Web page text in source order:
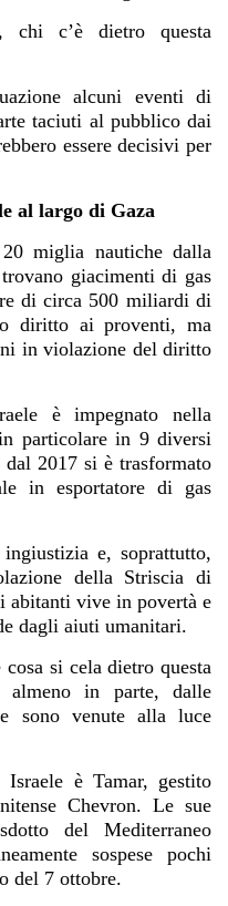
chi c’è dietro questa
alcuni eventi di
taciuti al pubblico dai
essere decisivi per
al largo di Gaza
miglia nautiche dalla
giacimenti di gas
di circa 500 miliardi di
diritto ai proventi, ma
in violazione del diritto
è impegnato nella
particolare in 9 diversi
2017 si è trasformato
in esportatore di gas
e, soprattutto,
della Striscia di
abitanti vive in povertà e
dagli aiuti umanitari.
si cela dietro questa
almeno in parte, dalle
sono venute alla luce
è Tamar, gestito
Chevron. Le sue
del Mediterraneo
sospese pochi
del 7 ottobre.